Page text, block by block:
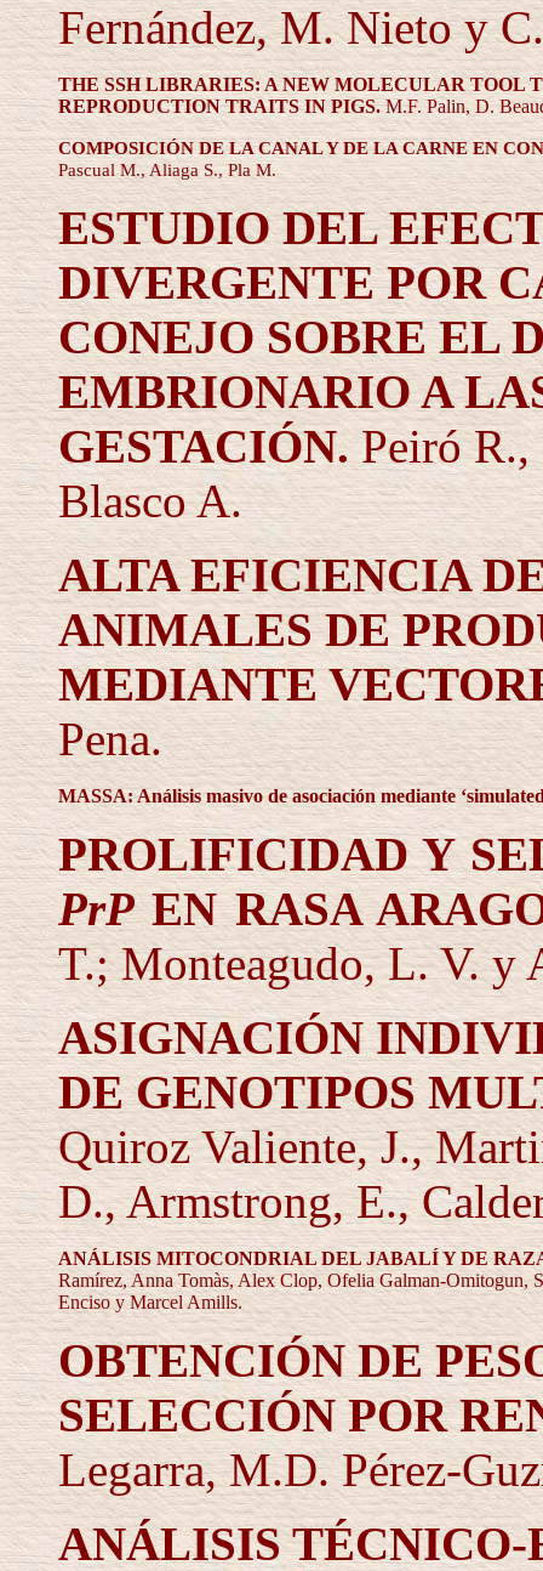
Fernández, M. Nieto y
THE SSH LIBRARIES: A NEW MOLECULAR TOOL
REPRODUCTION TRAITS IN PIGS.M.F. Palin, D.
COMPOSICIÓN DE LA CANAL Y DE LA CARNE EN
Pascual M., Aliaga S., Pla M.
ESTUDIO DEL
DIVERGENTE POR
CONEJO SOBRE EL
EMBRIONARIO A
GESTACIÓN. Peiró
Blasco A.
ALTA EFICIENCIA
ANIMALES DE
MEDIANTE
Pena.
MASSA: Análisis masivo de asociación mediante
PROLIFICIDAD Y
PrPEN RASA
T.; Monteagudo, L. V. y
ASIGNACIÓN
DE GENOTIPOS
Quiroz Valiente, J.,
D., Armstrong, E.,
ANÁLISIS MITOCONDRIAL DEL JABALÍ Y DE
Ramírez, Anna Tomàs, Alex Clop, Ofelia Galman-Omitogun,
Enciso y Marcel Amills.
OBTENCIÓN DE
SELECCIÓN POR
Legarra, M.D. Pérez-
ANÁLISIS